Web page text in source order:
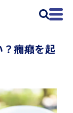
癇癪を起